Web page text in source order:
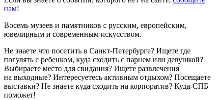
нам!
Восемь музеев и памятников с русским, европейским,
ювелирным и современным искусством.
Не знаете что посетить в Санкт-Петербурге? Ищете где
погулять с ребенком, куда сходить с парнем или девушкой?
Выбираете место для свидания? Ищете развлечения
на выходные? Интересуетесь активным отдыхом? Посещаете
выставки? Не знаете куда сходить на корпоратив? Куда-СПБ
поможет!